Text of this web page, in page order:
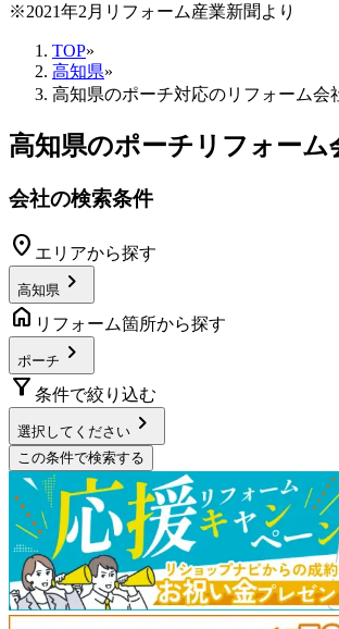
※2021年2月リフォーム産業新聞より
TOP»
高知県»
高知県のポーチ対応のリフォーム会
高知県のポーチリフォーム
会社の検索条件
location_on エリアから探す
高知県 chevron_right
home リフォーム箇所から探す
ポーチ chevron_right
filter_alt 条件で絞り込む
選択してください chevron_right
この条件で検索する